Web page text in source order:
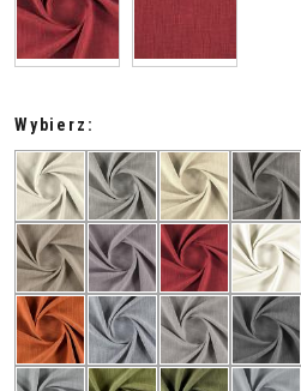
Wybierz: